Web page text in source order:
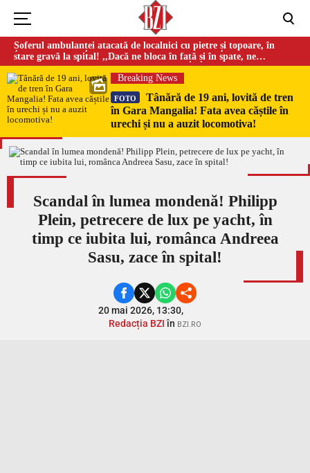
Șoferul ambulanței atacată de localnici cu pietre și topoare, în
stare gravă la spital! ,,Dacă ne bloca în față și în spate, ne
omorau…”
Breaking News
FOTO
Tânără de 19 ani, lovită de tren
în Gara Mangalia! Fata avea căștile în
urechi și nu a auzit locomotiva!
Scandal în lumea mondenă! Philipp
Plein, petrecere de lux pe yacht, în
timp ce iubita lui, românca Andreea
Sasu, zace în spital!
20 mai 2026, 13:30,
Redacția BZIîn BZI.RO